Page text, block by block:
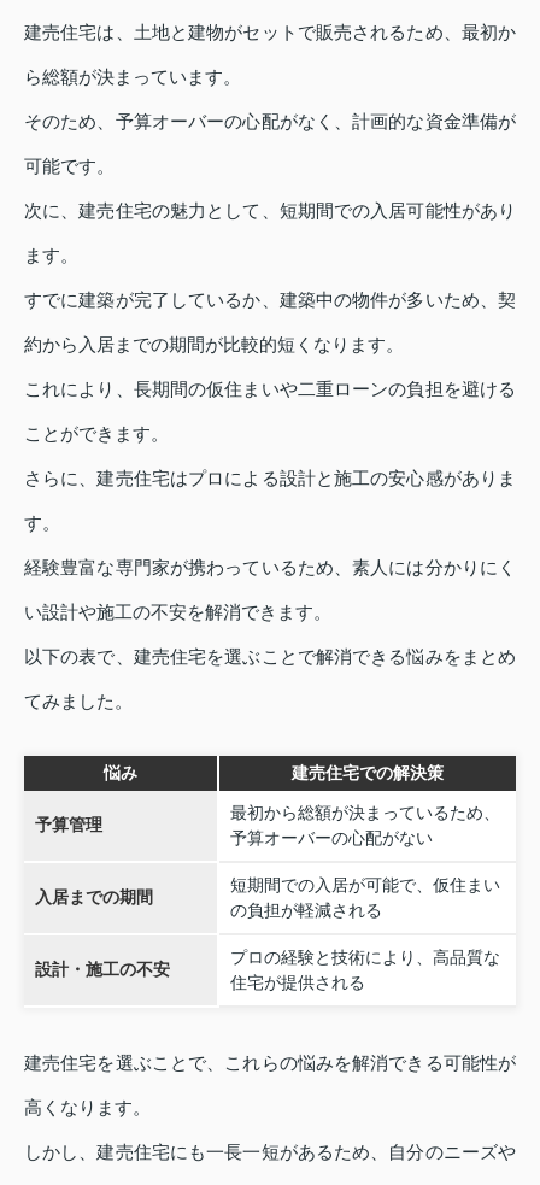
建売住宅は、土地と建物がセットで販売されるため、最初か
ら総額が決まっています。
そのため、予算オーバーの心配がなく、計画的な資金準備が
可能です。
次に、建売住宅の魅力として、短期間での入居可能性があり
ます。
すでに建築が完了しているか、建築中の物件が多いため、契
約から入居までの期間が比較的短くなります。
これにより、長期間の仮住まいや二重ローンの負担を避ける
ことができます。
さらに、建売住宅はプロによる設計と施工の安心感がありま
す。
経験豊富な専門家が携わっているため、素人には分かりにく
い設計や施工の不安を解消できます。
以下の表で、建売住宅を選ぶことで解消できる悩みをまとめ
てみました。
悩み 建売住宅での解決策
予算管理
最初から総額が決まっているため、
予算オーバーの心配がない
入居までの期間
短期間での入居が可能で、仮住まい
の負担が軽減される
設計・施工の不安
プロの経験と技術により、高品質な
住宅が提供される
建売住宅を選ぶことで、これらの悩みを解消できる可能性が
高くなります。
しかし、建売住宅にも一長一短があるため、自分のニーズや